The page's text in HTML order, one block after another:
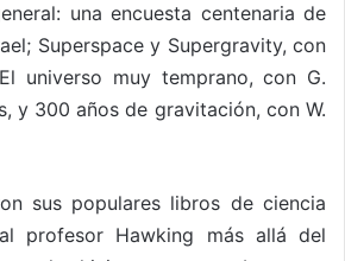
una encuesta centenaria de
Superspace y Supergravity, con
universo muy temprano, con G.
y 300 años de gravitación, con W.
sus populares libros de ciencia
profesor Hawking más allá del